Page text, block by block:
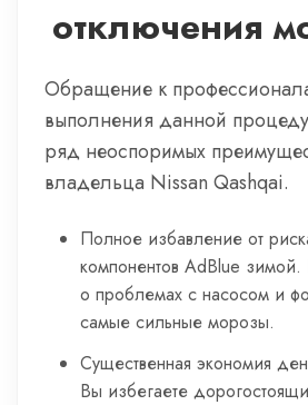
отключения
Обращение к
выполнения данной
ряд неоспоримых
владельца Nissan Qashqai.
Полное избавление от
компонентов AdBlue
о проблемах с насосом и
самые сильные морозы.
Существенная экономия
Вы избегаете